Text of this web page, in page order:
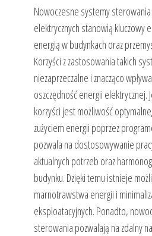
Nowoczesne systemy
elektrycznych stanowią kluczowy
energią w budynkach oraz
Korzyści z zastosowania takich
niezaprzeczalne i znacząco
oszczędność energii elektrycznej.
korzyści jest możliwość
zużyciem energii poprzez
pozwala na dostosowywanie
aktualnych potrzeb oraz
budynku. Dzięki temu istnieje
marnotrawstwa energii i
eksploatacyjnych. Ponadto,
sterowania pozwalają na zdalny